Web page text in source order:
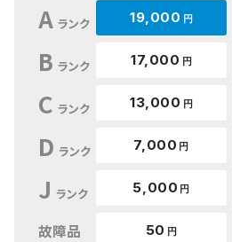
A ランク 19,000 円
B ランク 17,000 円
C ランク 13,000 円
D ランク 7,000 円
J ランク 5,000 円
故障品 50 円